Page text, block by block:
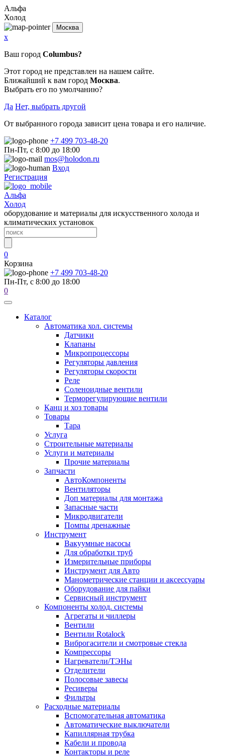
Альфа
Холод
Москва
x
Ваш город Columbus?
Этот город не представлен на нашем сайте.
Ближайший к вам город Москва.
Выбрать его по умолчанию?
Да Нет, выбрать другой
От выбранного города зависит цена товара и его наличие.
+7 499 703-48-20
Пн-Пт, с 8:00 до 18:00
mos@holodon.ru
Вход
Регистрация
Альфа
Холод
оборудование и материалы для искусственного холода и
климатических установок
0
Корзина
+7 499 703-48-20
Пн-Пт, с 8:00 до 18:00
0
Каталог
Автоматика хол. системы
Датчики
Клапаны
Микропроцессоры
Регуляторы давления
Регуляторы скорости
Реле
Соленоидные вентили
Терморегулирующие вентили
Канц и хоз товары
Товары
Тара
Услуга
Строительные материалы
Услуги и материалы
Прочие материалы
Запчасти
АвтоКомпоненты
Вентиляторы
Доп материалы для монтажа
Запасные части
Микродвигатели
Помпы дренажные
Инструмент
Вакуумные насосы
Для обработки труб
Измерительные приборы
Инструмент для Авто
Манометрические станции и аксессуары
Оборудование для пайки
Сервисный инструмент
Компоненты холод. системы
Агрегаты и чиллеры
Вентили
Вентили Rotalock
Виброгасители и смотровые стекла
Компрессоры
Нагреватели/ТЭНы
Отделители
Полосовые завесы
Ресиверы
Фильтры
Расходные материалы
Вспомогательная автоматика
Автоматические выключатели
Капиллярная трубка
Кабели и провода
Контакторы и реле